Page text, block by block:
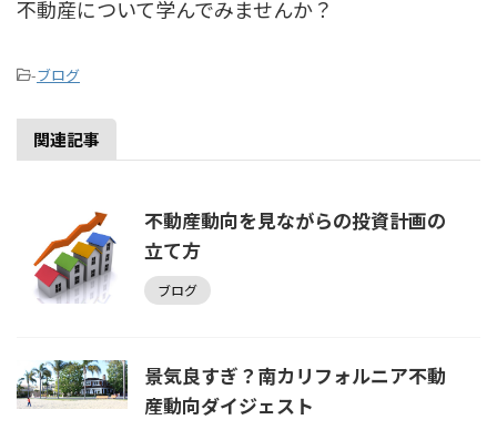
不動産について学んでみませんか？
-ブログ
関連記事
不動産動向を見ながらの投資計画の
立て方
ブログ
景気良すぎ？南カリフォルニア不動
産動向ダイジェスト